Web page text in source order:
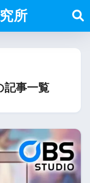
所
記事一覧